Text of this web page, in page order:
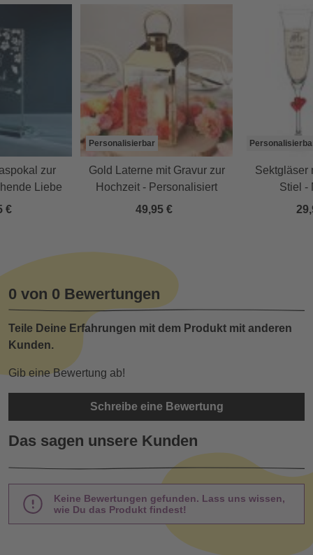
zur
Liebe
€
Personalisierbar
Gold Laterne mit Gravur zur
Hochzeit - Personalisiert
49,95 €
Sektgläser
Stiel -
0 von 0 Bewertungen
Teile Deine Erfahrungen mit dem Produkt mit anderen
Kunden.
Gib eine Bewertung ab!
Schreibe eine Bewertung
Das sagen unsere Kunden
Keine Bewertungen gefunden. Lass uns wissen,
wie Du das Produkt findest!